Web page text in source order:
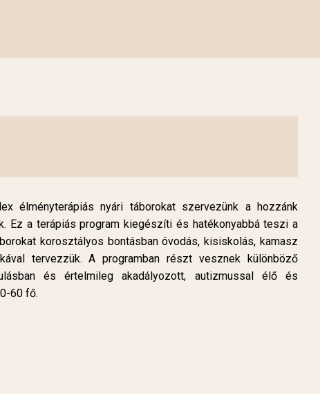
élményterápiás nyári táborokat szervezünk a hozzánk
Ez a terápiás program kiegészíti és hatékonyabbá teszi a
korosztályos bontásban óvodás, kisiskolás, kamasz
tervezzük. A programban részt vesznek különböző
és értelmileg akadályozott, autizmussal élő és
60 fő.